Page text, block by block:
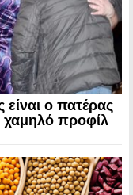
ο πατέρας
προφίλ